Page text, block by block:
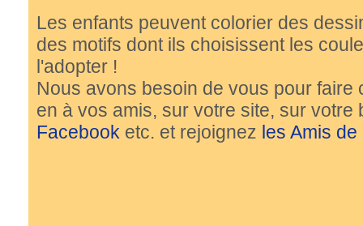
Les enfants peuvent colorier des
des motifs dont ils choisissent les
l'adopter !
Nous avons besoin de vous pour
en à vos amis, sur votre site, sur
Facebook etc. et rejoignez les Amis